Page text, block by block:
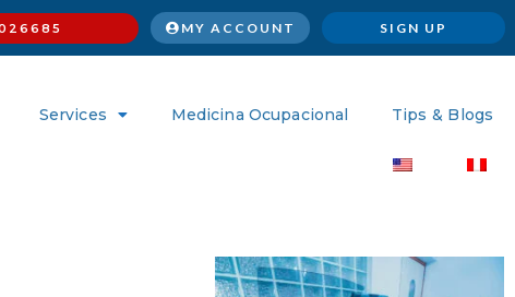
MY ACCOUNT SIGN UP
Services Medicina Ocupacional Tips & Blogs